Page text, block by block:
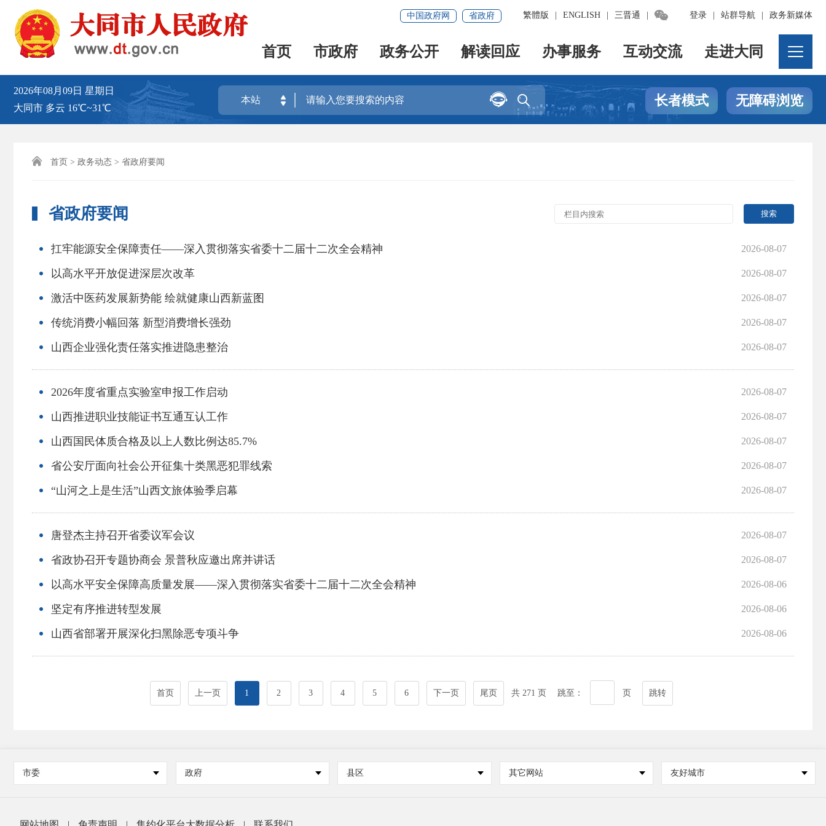
登录 站群导航 政务新媒体
繁體版 ENGLISH 三晋通 
中国政府网 省政府
首页 市政府 政务公开 解读回应 办事服务 互动交流 走进大同
2026年08月09日 星期日
大同市 多云 16℃~31℃
本站 
 长者模式 无障碍浏览
 首页 > 政务动态 > 省政府要闻
省政府要闻
扛牢能源安全保障责任——深入贯彻落实省委十二届十二次全会精神 2026-08-07
以高水平开放促进深层次改革 2026-08-07
激活中医药发展新势能 绘就健康山西新蓝图 2026-08-07
传统消费小幅回落 新型消费增长强劲 2026-08-07
山西企业强化责任落实推进隐患整治 2026-08-07
2026年度省重点实验室申报工作启动 2026-08-07
山西推进职业技能证书互通互认工作 2026-08-07
山西国民体质合格及以上人数比例达85.7% 2026-08-07
省公安厅面向社会公开征集十类黑恶犯罪线索 2026-08-07
“山河之上是生活”山西文旅体验季启幕 2026-08-07
唐登杰主持召开省委议军会议 2026-08-07
省政协召开专题协商会 景普秋应邀出席并讲话 2026-08-07
以高水平安全保障高质量发展——深入贯彻落实省委十二届十二次全会精神 2026-08-06
坚定有序推进转型发展 2026-08-06
山西省部署开展深化扫黑除恶专项斗争 2026-08-06
首页 上一页 1 2 3 4 5 6 下一页 尾页 共 271 页 跳至： 页 跳转
市委 政府 县区 其它网站 友好城市